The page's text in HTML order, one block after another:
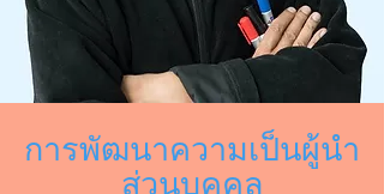
การพัฒนาความเป็นผู้นำ
ส่วนบุคคล